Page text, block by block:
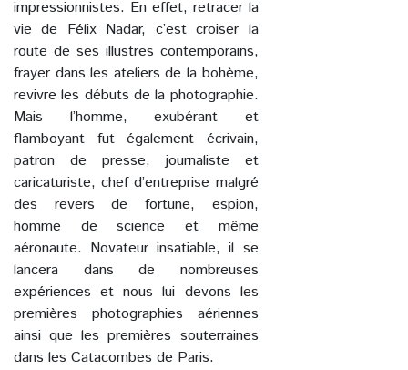
impressionnistes. En effet, retracer la
vie de Félix Nadar, c’est croiser la
route de ses illustres contemporains,
frayer dans les ateliers de la bohème,
revivre les débuts de la photographie.
Mais l’homme, exubérant et
flamboyant fut également écrivain,
patron de presse, journaliste et
caricaturiste, chef d’entreprise malgré
des revers de fortune, espion,
homme de science et même
aéronaute. Novateur insatiable, il se
lancera dans de nombreuses
expériences et nous lui devons les
premières photographies aériennes
ainsi que les premières souterraines
dans les Catacombes de Paris.